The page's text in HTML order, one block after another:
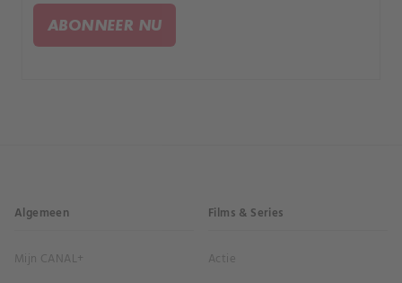
ABONNEER NU
Algemeen
Mijn CANAL+
Films & Series
Actie